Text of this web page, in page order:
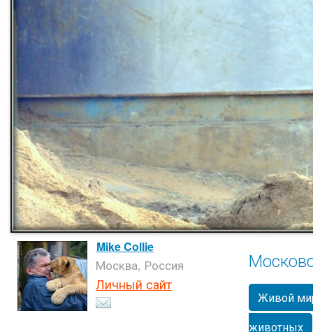
Mike Collie
Москва, Россия
Личный сайт
Живой
животных